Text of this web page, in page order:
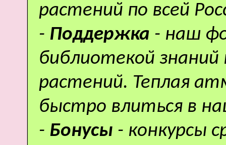
растений по всей
- Поддержка - наш
библиотекой
растений. Теплая
быстро влиться в
- Бонусы - конкурсы